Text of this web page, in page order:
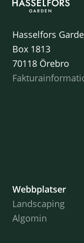
Hasselfors
Box 1813
70118 Örebro
Webbplatser
Landscaping
Algomin